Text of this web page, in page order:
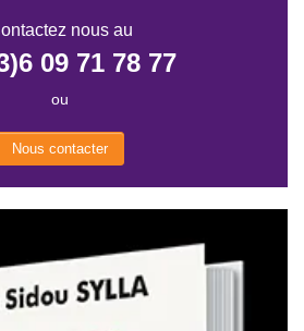
nous au
09 71 78 77
ou
Nous contacter